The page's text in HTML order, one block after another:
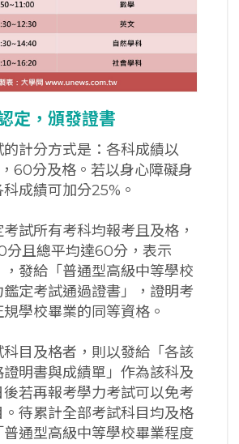
定，頒發證書
計分方式是：各科成績以
60分及格。若以身心障礙身
成績可加分25%。
試所有考科均報考且及格，
分且總平均達60分，表示
，發給「普通型高級中等學校
定考試通過證書」，證明考
學校畢業的同等資格。
目及格者，則以發給「各該
明書與成績單」作為該科及
若再報考學力考試可以免考
待累計全部考試科目均及格
通型高級中等學校畢業程度